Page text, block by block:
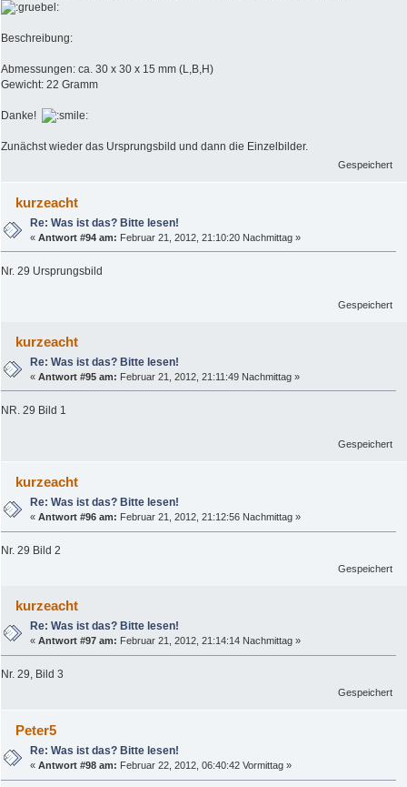
Beschreibung:
Abmessungen: ca. 30 x 30 x 15 mm (L,B,H)
Gewicht: 22 Gramm
Danke!
Zunächst wieder das Ursprungsbild und dann die Einzelbilder.
Gespeichert
kurzeacht
Re: Was ist das? Bitte lesen!
«Antwort #94 am: Februar 21, 2012, 21:10:20 Nachmittag »
Nr. 29 Ursprungsbild
Gespeichert
kurzeacht
Re: Was ist das? Bitte lesen!
«Antwort #95 am: Februar 21, 2012, 21:11:49 Nachmittag »
NR. 29 Bild 1
Gespeichert
kurzeacht
Re: Was ist das? Bitte lesen!
«Antwort #96 am: Februar 21, 2012, 21:12:56 Nachmittag »
Nr. 29 Bild 2
Gespeichert
kurzeacht
Re: Was ist das? Bitte lesen!
«Antwort #97 am: Februar 21, 2012, 21:14:14 Nachmittag »
Nr. 29, Bild 3
Gespeichert
Peter5
Re: Was ist das? Bitte lesen!
«Antwort #98 am: Februar 22, 2012, 06:40:42 Vormittag »